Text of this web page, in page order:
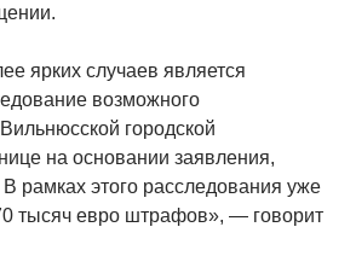
ярких случаев является
возможного
городской
на основании заявления,
рамках этого расследования уже
тысяч евро штрафов», — говорит